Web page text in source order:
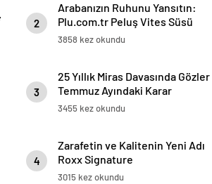
2
Arabanızın Ruhunu Yansıtın:
Plu.com.tr Peluş Vites Süsü
Modelleri
3858 kez okundu
3
25 Yıllık Miras Davasında Gözler
Temmuz Ayındaki Karar
Duruşmasına Çevrildi
3455 kez okundu
4
Zarafetin ve Kalitenin Yeni Adı
Roxx Signature
3015 kez okundu